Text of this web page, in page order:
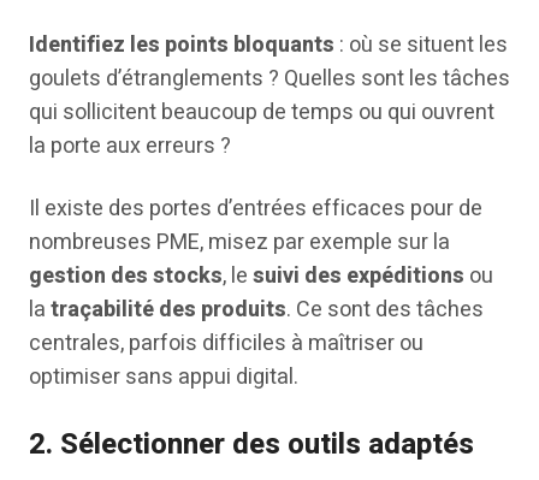
Identifiez les points bloquants : où se situent les
goulets d’étranglements ? Quelles sont les tâches
qui sollicitent beaucoup de temps ou qui ouvrent
la porte aux erreurs ?
Il existe des portes d’entrées efficaces pour de
nombreuses PME, misez par exemple sur la
gestion des stocks, lesuivi des expéditions ou
latraçabilité des produits. Ce sont des tâches
centrales, parfois difficiles à maîtriser ou
optimiser sans appui digital.
2. Sélectionner des outils adaptés